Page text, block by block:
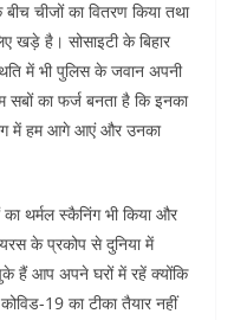
चीजों का वितरण किया तथा
खड़े है। सोसाइटी के बिहार
में भी पुलिस के जवान अपनी
सबों का फर्ज बनता है कि इनका
में हम आगे आएं और उनका
थर्मल स्कैनिंग भी किया और
के प्रकोप से दुनिया में
हैं आप अपने घरों में रहें क्योंकि
19 का टीका तैयार नहीं